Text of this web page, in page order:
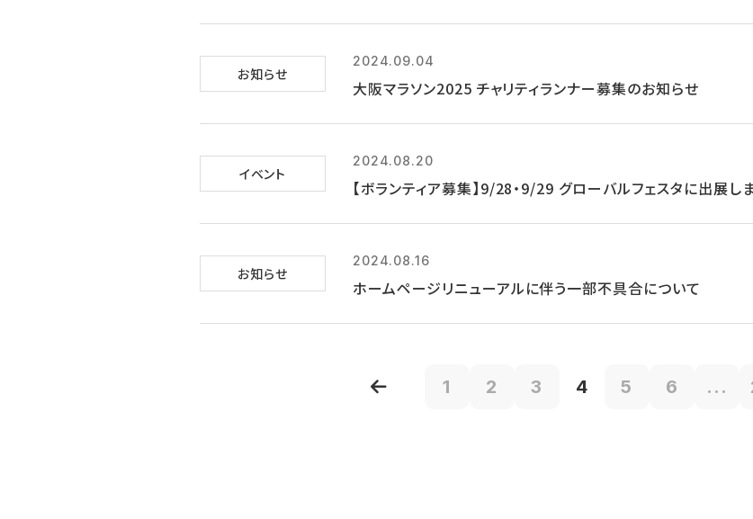
お知らせ
2024.09.04
大阪マラソン2025 チャリティランナー募集のお知らせ
イベント
2024.08.20
【ボランティア募集】9/28・9/29 グローバルフェスタに出展し
お知らせ
2024.08.16
ホームページリニューアルに伴う一部不具合について
1 2 3 4 5 6 ...